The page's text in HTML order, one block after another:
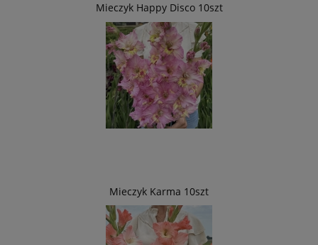
Mieczyk Happy Disco 10szt
Mieczyk Karma 10szt